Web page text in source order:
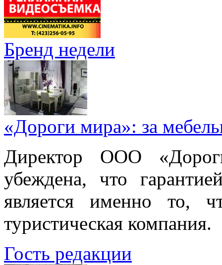
Бренд недели
«Дороги мира»: за
Директор ООО
убеждена, что
является именно то,
туристическая компания.
Гость редакции